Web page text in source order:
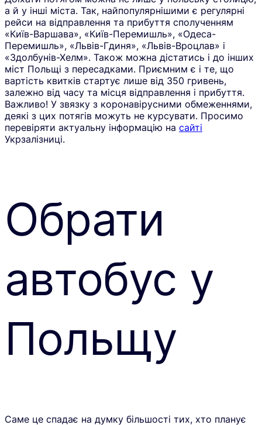
а й у інші міста. Так, найпопулярнішими є регулярні
рейси на відправлення та прибуття сполученням
«Київ-Варшава», «Київ-Перемишль», «Одеса-
Перемишль», «Львів-Гдиня», «Львів-Вроцлав» і
«Здолбунів-Хелм». Також можна дістатись і до інших
міст Польщі з пересадками. Приємним є і те, що
вартість квитків стартує лише від 350 гривень,
залежно від часу та місця відправлення і прибуття.
Важливо! У звязку з коронавірусними обмеженнями,
деякі з цих потягів можуть не курсувати. Просимо
перевіряти актуальну інформацію на сайті
Укрзалізниці.
Обрати
автобус у
Польщу
Саме це спадає на думку більшості тих, хто планує